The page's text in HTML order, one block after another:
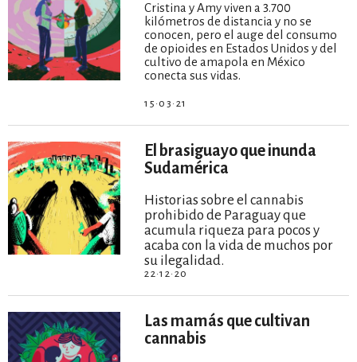
Cristina y Amy viven a 3.700
kilómetros de distancia y no se
conocen, pero el auge del consumo
de opioides en Estados Unidos y del
cultivo de amapola en México
conecta sus vidas.
15·03·21
El brasiguayo que inunda
Sudamérica
Historias sobre el cannabis
prohibido de Paraguay que
acumula riqueza para pocos y
acaba con la vida de muchos por
su ilegalidad.
22·12·20
Las mamás que cultivan
cannabis